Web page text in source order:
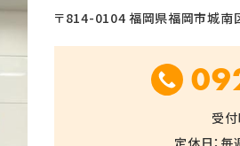
〒814-0104 福岡県福岡市城
受
定休日：毎